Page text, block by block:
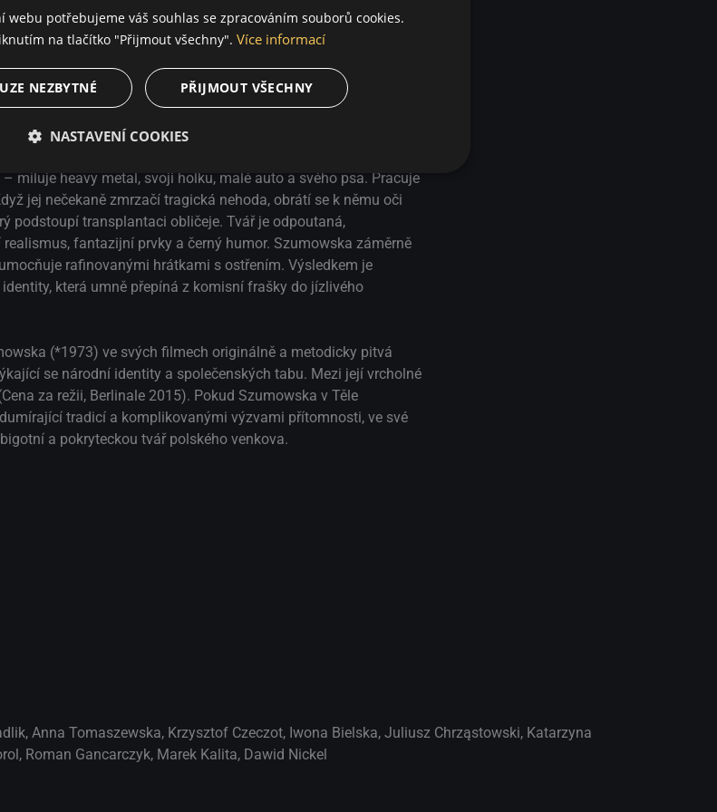
miluje heavy metal, svoji holku, malé auto a svého psa. Pracuje
jej nečekaně zmrzačí tragická nehoda, obrátí se k němu oči
podstoupí transplantaci obličeje. Tvář je odpoutaná,
fantazijní prvky a černý humor. Szumowska záměrně
rafinovanými hrátkami s ostřením. Výsledkem je
která umně přepíná z komisní frašky do jízlivého
(*1973) ve svých filmech originálně a metodicky pitvá
se národní identity a společenských tabu. Mezi její vrcholné
za režii, Berlinale 2015). Pokud Szumowska v Těle
tradicí a komplikovanými výzvami přítomnosti, ve své
a pokryteckou tvář polského venkova.
, Anna Tomaszewska, Krzysztof Czeczot, Iwona Bielska, Juliusz Chrząstowski, Katarzyna
, Roman Gancarczyk, Marek Kalita, Dawid Nickel
webu potřebujeme váš souhlas se zpracováním souborů cookies.
na tlačítko "Přijmout všechny". Více informací
PŘIJMOUT VŠECHNY
NEZBYTNÉ
NASTAVENÍ COOKIES